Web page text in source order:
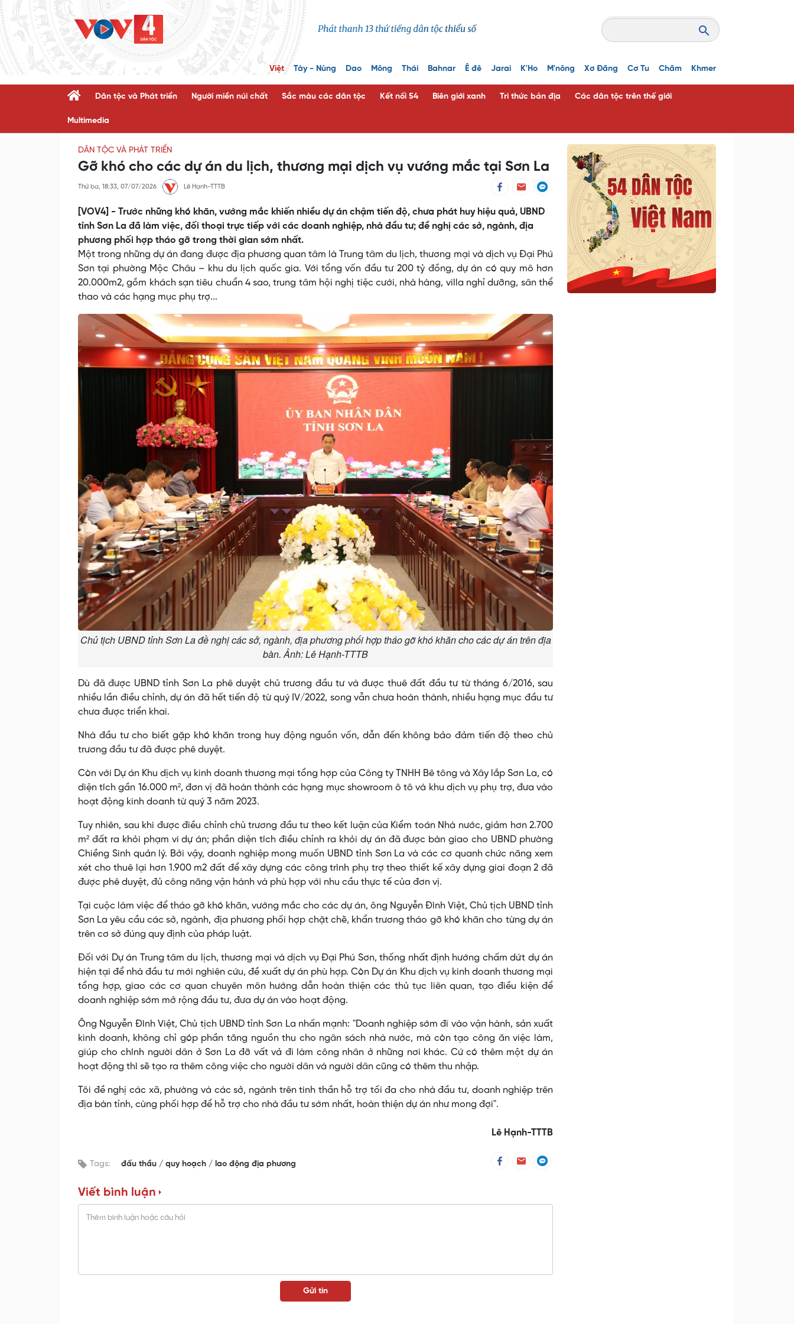
Việt Tày - Nùng Dao Mông Thái Bahnar Ê đê Jarai K'Ho M'nông Xơ Đăng Cơ Tu Chăm Khmer
Dân tộc và Phát triển Người miền núi chất Sắc màu các dân tộc Kết nối 54 Biên giới xanh Tri thức bản địa Các dân tộc trên thế giới
Multimedia
DÂN TỘC VÀ PHÁT TRIỂN
Gỡ khó cho các dự án du lịch, thương mại dịch vụ vướng mắc tại Sơn La
Thứ ba, 18:33, 07/07/2026 Lê Hạnh-TTTB
[VOV4] - Trước những khó khăn, vướng mắc khiến nhiều dự án chậm tiến độ, chưa phát huy hiệu quả, UBND
tỉnh Sơn La đã làm việc, đối thoại trực tiếp với các doanh nghiệp, nhà đầu tư; đề nghị các sở, ngành, địa
phương phối hợp tháo gỡ trong thời gian sớm nhất.
Một trong những dự án đang được địa phương quan tâm là Trung tâm du lịch, thương mại và dịch vụ Đại Phú
Sơn tại phường Mộc Châu – khu du lịch quốc gia. Với tổng vốn đầu tư 200 tỷ đồng, dự án có quy mô hơn
20.000m2, gồm khách sạn tiêu chuẩn 4 sao, trung tâm hội nghị tiệc cưới, nhà hàng, villa nghỉ dưỡng, sân thể
thao và các hạng mục phụ trợ...
Chủ tịch UBND tỉnh Sơn La đề nghị các sở, ngành, địa phương phối hợp tháo gỡ khó khăn cho các dự án trên địa
bàn. Ảnh: Lê Hạnh-TTTB
Dù đã được UBND tỉnh Sơn La phê duyệt chủ trương đầu tư và được thuê đất đầu tư từ tháng 6/2016, sau
nhiều lần điều chỉnh, dự án đã hết tiến độ từ quý IV/2022, song vẫn chưa hoàn thành, nhiều hạng mục đầu tư
chưa được triển khai.
Nhà đầu tư cho biết gặp khó khăn trong huy động nguồn vốn, dẫn đến không bảo đảm tiến độ theo chủ
trương đầu tư đã được phê duyệt.
Còn với Dự án Khu dịch vụ kinh doanh thương mại tổng hợp của Công ty TNHH Bê tông và Xây lắp Sơn La, có
diện tích gần 16.000 m², đơn vị đã hoàn thành các hạng mục showroom ô tô và khu dịch vụ phụ trợ, đưa vào
hoạt động kinh doanh từ quý 3 năm 2023.
Tuy nhiên, sau khi được điều chỉnh chủ trương đầu tư theo kết luận của Kiểm toán Nhà nước, giảm hơn 2.700
m² đất ra khỏi phạm vi dự án; phần diện tích điều chỉnh ra khỏi dự án đã được bàn giao cho UBND phường
Chiềng Sinh quản lý. Bởi vậy, doanh nghiệp mong muốn UBND tỉnh Sơn La và các cơ quanh chức năng xem
xét cho thuê lại hơn 1.900 m2 đất để xây dựng các công trình phụ trợ theo thiết kế xây dựng giai đoạn 2 đã
được phê duyệt, đủ công năng vận hành và phù hợp với nhu cầu thực tế của đơn vị.
Tại cuộc làm việc để tháo gỡ khó khăn, vướng mắc cho các dự án, ông Nguyễn Đình Việt, Chủ tịch UBND tỉnh
Sơn La yêu cầu các sở, ngành, địa phương phối hợp chặt chẽ, khẩn trương tháo gỡ khó khăn cho từng dự án
trên cơ sở đúng quy định của pháp luật.
Đối với Dự án Trung tâm du lịch, thương mại và dịch vụ Đại Phú Sơn, thống nhất định hướng chấm dứt dự án
hiện tại để nhà đầu tư mới nghiên cứu, đề xuất dự án phù hợp. Còn Dự án Khu dịch vụ kinh doanh thương mại
tổng hợp, giao các cơ quan chuyên môn hướng dẫn hoàn thiện các thủ tục liên quan, tạo điều kiện để
doanh nghiệp sớm mở rộng đầu tư, đưa dự án vào hoạt động.
Ông Nguyễn Đình Việt, Chủ tịch UBND tỉnh Sơn La nhấn mạnh: "Doanh nghiệp sớm đi vào vận hành, sản xuất
kinh doanh, không chỉ góp phần tăng nguồn thu cho ngân sách nhà nước, mà còn tạo công ăn việc làm,
giúp cho chính người dân ở Sơn La đỡ vất vả đi làm công nhân ở những nơi khác. Cứ có thêm một dự án
hoạt động thì sẽ tạo ra thêm công việc cho người dân và người dân cũng có thêm thu nhập.
Tôi đề nghị các xã, phường và các sở, ngành trên tinh thần hỗ trợ tối đa cho nhà đầu tư, doanh nghiệp trên
địa bàn tỉnh, cùng phối hợp để hỗ trợ cho nhà đầu tư sớm nhất, hoàn thiện dự án như mong đợi".
Lê Hạnh-TTTB
Tags: đấu thầu quy hoạch lao động địa phương
Viết bình luận